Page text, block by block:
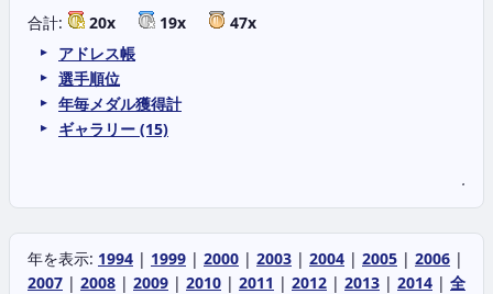
合計: 20x 19x
47x
アドレス帳
選手順位
年毎メダル獲得計
ギャラリー (15)
.
年を表示: 1994 | 1999 | 2000 | 2003 | 2004 | 2005 | 2006 |
2007 | 2008 | 2009 | 2010 | 2011 | 2012 | 2013 | 2014 | 全